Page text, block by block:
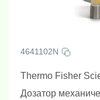
4641102N
Thermo Fisher
Дозатор